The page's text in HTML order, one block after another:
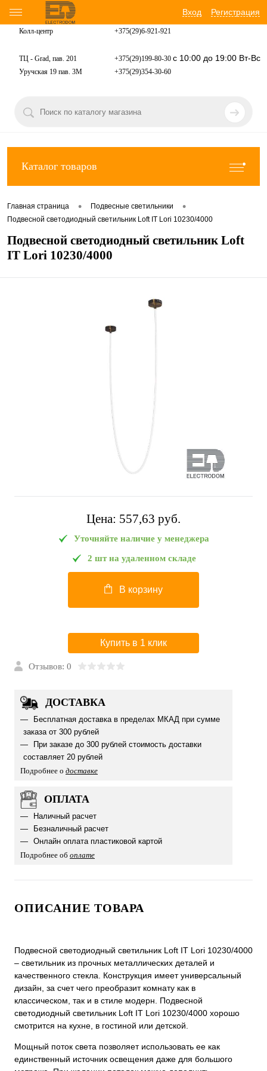
Вход Регистрация
Колл-центр +375(29)6-921-921
ТЦ - Grad, пав. 201 +375(29)199-80-30 с 10:00 до 19:00 Вт-Вс
Уручская 19 пав. 3М +375(29)354-30-60
Каталог товаров
Главная страница • Подвесные светильники •
Подвесной светодиодный светильник Loft IT Lori 10230/4000
Подвесной светодиодный светильник Loft
IT Lori 10230/4000
Цена: 557,63 pуб.
Уточняйте наличие у менеджера
2 шт на удаленном складе
В корзину
Купить в 1 клик
Отзывов: 0
ДОСТАВКА
Бесплатная доставка в пределах МКАД при сумме
заказа от 300 рублей
При заказе до 300 рублей стоимость доставки
составляет 20 рублей
Подробнее о доставке
ОПЛАТА
Наличный расчет
Безналичный расчет
Онлайн оплата пластиковой картой
Подробнее об оплате
ОПИСАНИЕ ТОВАРА
Подвесной светодиодный светильник Loft IT Lori 10230/4000
– светильник из прочных металлических деталей и
качественного стекла. Конструкция имеет универсальный
дизайн, за счет чего преобразит комнату как в
классическом, так и в стиле модерн. Подвесной
светодиодный светильник Loft IT Lori 10230/4000 хорошо
смотрится на кухне, в гостиной или детской.
Мощный поток света позволяет использовать ее как
единственный источник освещения даже для большого